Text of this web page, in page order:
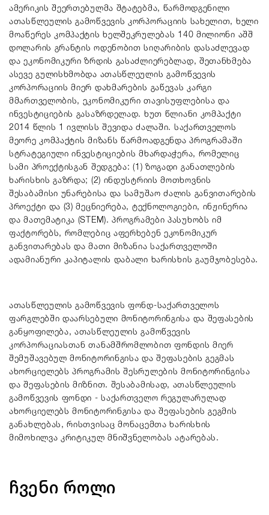
ამერიკის შეერთებულმა შტატებმა, წარმოდგენილი
ათასწლეულის გამოწვევის კორპორაციის სახელით, ხელი
მოაწერეს კომპაქტის ხელშეკრულებას 140 მილიონი აშშ
დოლარის გრანტის ოდენობით სიღარიბის დასაძლევად
და ეკონომიკური ზრდის გასაძლიერებლად, შეთანხმება
ასევე გულისხმობდა ათასწლეულის გამოწვევის
კორპორაციის მიერ დახმარების გაწევას კარგი
მმართველობის, ეკონომიკური თავისუფლებისა და
ინვესტიციების გასაზრდელად. ხუთ წლიანი კომპაქტი
2014 წლის 1 ივლისს შევიდა ძალაში. საქართველოს
მეორე კომპაქტის მიზანს წარმოადგენდა პროგრამაში
სტრატეგიული ინვესტიციების მხარდაჭერა, რომელიც
სამი პროექტისგან შედგება: (1) ზოგადი განათლების
ხარისხის გაზრდა; (2) ინდუსტრიის მოთხოვნის
შესაბამისი უნარებისა და სამუშაო ძალის განვითარების
პროექტი და (3) მეცნიერება, ტექნოლოგიები, ინჟინერია
და მათემატიკა (STEM). პროგრამები პასუხობს იმ
ფაქტორებს, რომლებიც აფერხებენ ეკონომიკურ
განვითარებას და მათი მიზანია საქართველოში
ადამიანური კაპიტალის დაბალი ხარისხის გაუმჯობესება.
ათასწლეულის გამოწვევის ფონდ-საქართველოს
ფარგლებში დაარსებული მონიტორინგისა და შეფასების
განყოფილება, ათასწლეულის გამოწვევის
კორპორაციასთან თანამშრომლობით ფონდის მიერ
შემუშავებულ მონიტორინგისა და შეფასების გეგმას
ახორციელებს პროგრამის შესრულების მონიტორინგისა
და შეფასების მიზნით. შესაბამისად, ათასწლეულის
გამოწვევის ფონდი - საქართველო რეგულარულად
ახორციელებს მონიტორინგისა და შეფასების გეგმის
განახლებას, რისთვისაც მონაცემთა ხარისხის
მიმოხილვა კრიტიკულ მნიშვნელობას ატარებას.
ჩვენი როლი